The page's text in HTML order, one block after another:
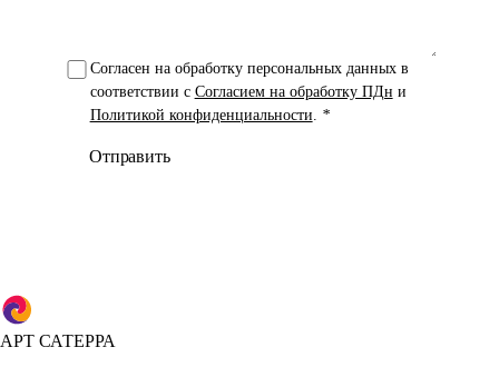
Согласен на обработку персональных данных в
соответствии с Согласием на обработку ПДн и
Политикой конфиденциальности. *
Отправить
АРТ САТЕРРА